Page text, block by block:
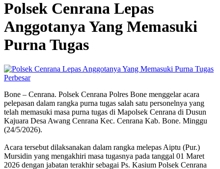
‎Polsek Cenrana Lepas
Anggotanya Yang Memasuki
Purna Tugas
Perbesar
‎Bone – Cenrana. Polsek Cenrana Polres Bone menggelar acara
pelepasan dalam rangka purna tugas salah satu personelnya yang
telah memasuki masa purna tugas di Mapolsek Cenrana di Dusun
Kajuara Desa Awang Cenrana Kec. Cenrana Kab. Bone. Minggu
(24/5/2026).
‎Acara tersebut dilaksanakan dalam rangka melepas Aiptu (Pur.)
Mursidin yang mengakhiri masa tugasnya pada tanggal 01 Maret
2026 dengan jabatan terakhir sebagai Ps. Kasium Polsek Cenrana